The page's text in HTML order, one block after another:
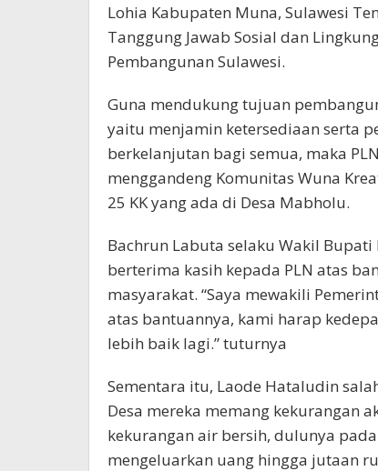
Lohia Kabupaten Muna, Sulawesi
Tanggung Jawab Sosial dan
Pembangunan Sulawesi.
Guna mendukung tujuan
yaitu menjamin ketersediaan serta
berkelanjutan bagi semua, maka
menggandeng Komunitas Wuna
25 KK yang ada di Desa Mabholu.
Bachrun Labuta selaku Wakil
berterima kasih kepada PLN atas
masyarakat. “Saya mewakili
atas bantuannya, kami harap
lebih baik lagi.” tuturnya
Sementara itu, Laode Hataludin
Desa mereka memang kekurangan
kekurangan air bersih, dulunya
mengeluarkan uang hingga jutaan